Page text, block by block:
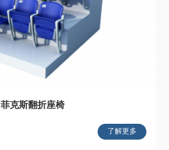
菲克斯翻折座椅
了解更多